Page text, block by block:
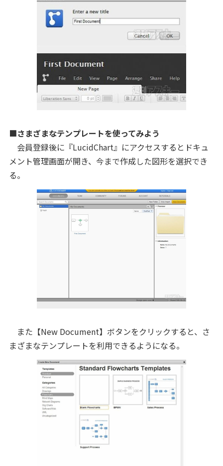
■さまざまなテンプレートを使ってみよう
会員登録後に『LucidChart』にアクセスするとドキュ
メント管理画面が開き、今まで作成した図形を選択でき
る。
また【New Document】ボタンをクリックすると、さ
まざまなテンプレートを利用できるようになる。